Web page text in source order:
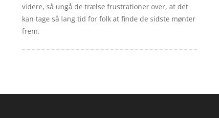
videre, så ungå de trælse frustrationer over, at det
kan tage så lang tid for folk at finde de sidste mønter
frem.